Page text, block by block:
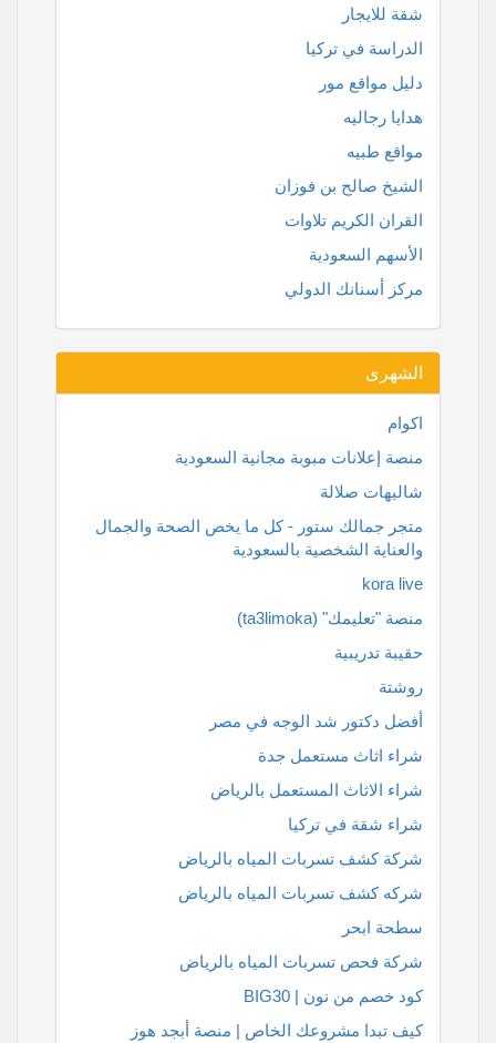
شقة للايجار
الدراسة في تركيا
دليل مواقع مور
هدايا رجاليه
مواقع طبيه
الشيخ صالح بن فوزان
القران الكريم تلاوات
الأسهم السعودية
مركز أسنانك الدولي
الشهرى
اكوام
منصة إعلانات مبوبة مجانية السعودية
شاليهات صلالة
متجر جمالك ستور - كل ما يخص الصحة والجمال
والعناية الشخصية بالسعودية
kora live
منصة "تعليمك" (ta3limoka)
حقيبة تدريبية
روشتة
أفضل دكتور شد الوجه في مصر
شراء اثاث مستعمل جدة
شراء الاثاث المستعمل بالرياض
شراء شقة في تركيا
شركة كشف تسربات المياه بالرياض
شركه كشف تسربات المياه بالرياض
سطحة ابحر
شركة فحص تسربات المياه بالرياض
كود خصم من نون | BIG30
كيف تبدا مشروعك الخاص | منصة أبجد هوز